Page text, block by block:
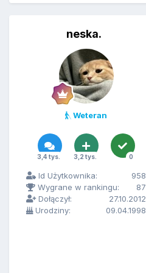
neska.
Weteran
3,4 tys. 3,2 tys. 0
Id Użytkownika:
958
Wygrane w rankingu:
87
Dołączył:
27.10.2012
Urodziny:
09.04.1998